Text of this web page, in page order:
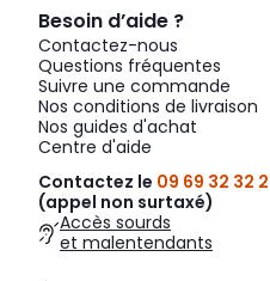
Besoin d’aide ?
Contactez-nous
Questions fréquentes
Suivre une commande
Nos conditions de livraison
Nos guides d'achat
Centre d'aide
Contactez le 09 69 32 32
(appel non surtaxé)
Accès sourds
et malentendants